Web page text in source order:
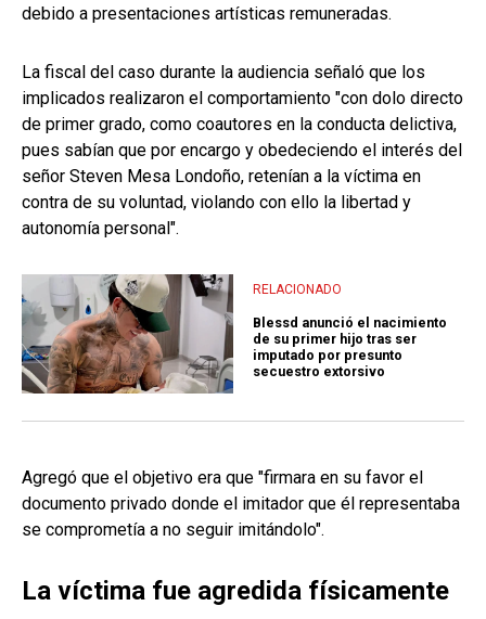
debido a presentaciones artísticas remuneradas.
La fiscal del caso durante la audiencia señaló que los
implicados realizaron el comportamiento "con dolo directo
de primer grado, como coautores en la conducta delictiva,
pues sabían que por encargo y obedeciendo el interés del
señor Steven Mesa Londoño, retenían a la víctima en
contra de su voluntad, violando con ello la libertad y
autonomía personal".
RELACIONADO
Blessd anunció el nacimiento
de su primer hijo tras ser
imputado por presunto
secuestro extorsivo
Agregó que el objetivo era que "firmara en su favor el
documento privado donde el imitador que él representaba
se comprometía a no seguir imitándolo".
La víctima fue agredida físicamente